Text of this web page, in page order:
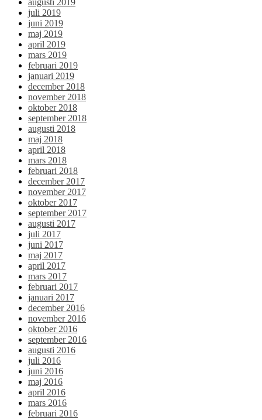
augusti 2019
juli 2019
juni 2019
maj 2019
april 2019
mars 2019
februari 2019
januari 2019
december 2018
november 2018
oktober 2018
september 2018
augusti 2018
maj 2018
april 2018
mars 2018
februari 2018
december 2017
november 2017
oktober 2017
september 2017
augusti 2017
juli 2017
juni 2017
maj 2017
april 2017
mars 2017
februari 2017
januari 2017
december 2016
november 2016
oktober 2016
september 2016
augusti 2016
juli 2016
juni 2016
maj 2016
april 2016
mars 2016
februari 2016